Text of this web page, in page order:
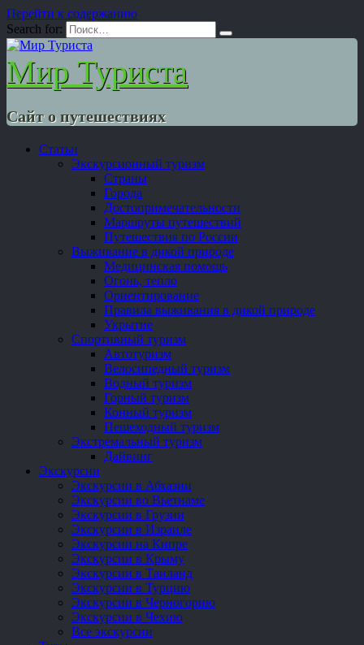
Перейти к содержанию
Search for:
Мир Туриста
Сайт о путешествиях
Статьи
Экскурсионный туризм
Страны
Города
Достопримечательности
Маршруты путешествий
Путешествия по России
Выживание в дикой природе
Медицинская помощь
Огонь, тепло
Ориентирование
Правила выживания в дикой природе
Укрытие
Спортивный туризм
Автотуризм
Велосипедный туризм
Водный туризм
Горный туризм
Конный туризм
Пешеходный туризм
Экстремальный туризм
Дайвинг
Экскурсии
Экскурсии в Абхазии
Экскурсии во Вьетнаме
Экскурсии в Грузии
Экскурсии в Израиле
Экскурсии на Кипре
Экскурсии в Крыму
Экскурсии в Таиланд
Экскурсии в Турцию
Экскурсии в Черногорию
Экскурсии в Чехию
Все экскурсии